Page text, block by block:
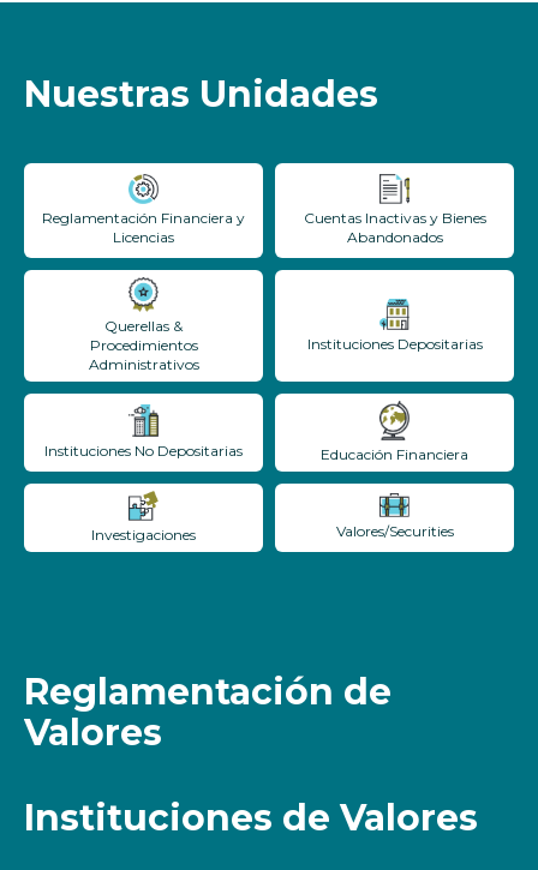
Nuestras Unidades
Reglamentación Financiera y
Licencias
Cuentas Inactivas y Bienes
Abandonados
Querellas &
Procedimientos
Administrativos
Instituciones Depositarias
Instituciones No Depositarias Educación Financiera
Investigaciones Valores/Securities
Reglamentación de
Valores
Instituciones de Valores